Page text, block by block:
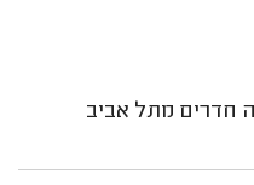
חדרים מתל אביב